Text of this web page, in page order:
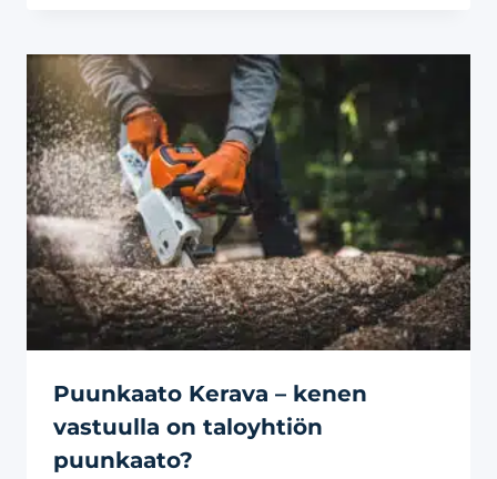
Puunkaato Kerava – kenen
vastuulla on taloyhtiön
puunkaato?